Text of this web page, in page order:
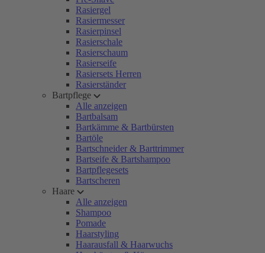
Rasiergel
Rasiermesser
Rasierpinsel
Rasierschale
Rasierschaum
Rasierseife
Rasiersets Herren
Rasierständer
Bartpflege
Alle anzeigen
Bartbalsam
Bartkämme & Bartbürsten
Bartöle
Bartschneider & Barttrimmer
Bartseife & Bartshampoo
Bartpflegesets
Bartscheren
Haare
Alle anzeigen
Shampoo
Pomade
Haarstyling
Haarausfall & Haarwuchs